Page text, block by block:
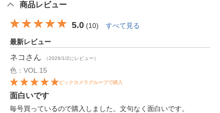
商品レビュー
5.0 (10) すべて見る
最新レビュー
ネコ さん （2026/1/2にレビュー）
色：VOL.15
ビックカメラグループで購入
面白いです
毎号買っているので購入しました。文句なく面白いです。